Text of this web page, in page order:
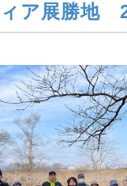
ホーム
HOME
国際ソロプチミ
SI
国際ソロプチミ
ア展勝地